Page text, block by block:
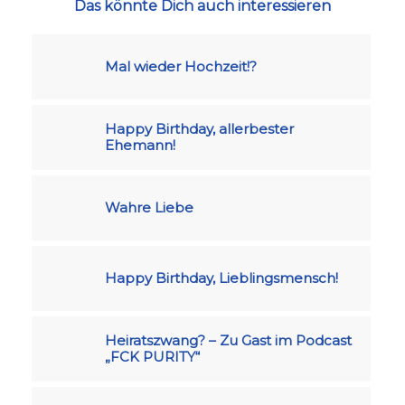
Das könnte Dich auch interessieren
Mal wieder Hochzeit!?
Happy Birthday, allerbester
Ehemann!
Wahre Liebe
Happy Birthday, Lieblingsmensch!
Heiratszwang? – Zu Gast im Podcast
„FCK PURITY“